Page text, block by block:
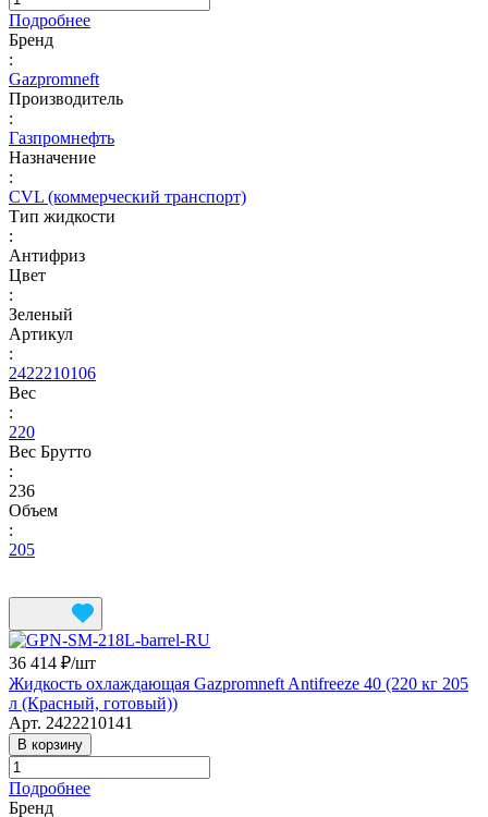
Подробнее
Бренд
:
Gazpromneft
Производитель
:
Газпромнефть
Назначение
:
CVL (коммерческий транспорт)
Тип жидкости
:
Антифриз
Цвет
:
Зеленый
Артикул
:
2422210106
Вес
:
220
Вес Брутто
:
236
Объем
:
205
36 414 ₽/шт
Жидкость охлаждающая Gazpromneft Antifreeze 40 (220 кг 205
л (Красный, готовый))
Арт. 2422210141
В корзину
Подробнее
Бренд